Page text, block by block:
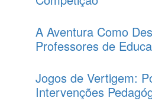
A Aventura Como
Professores de
Jogos de Vertigem:
Intervenções